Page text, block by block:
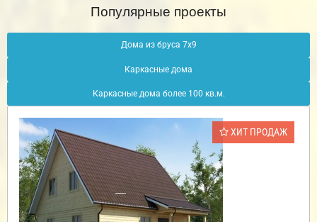
Популярные проекты
Дома из бруса 7х9
Каркасные дома
Каркасные дома более 100 кв.м.
ХИТ ПРОДАЖ